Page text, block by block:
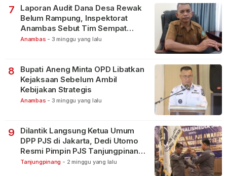
7
Laporan Audit Dana Desa Rewak
Belum Rampung, Inspektorat
Anambas Sebut Tim Sempat
Terbagi Tangani Kasus Lain
Anambas - 3 minggu yang lalu
8
Bupati Aneng Minta OPD Libatkan
Kejaksaan Sebelum Ambil
Kebijakan Strategis
Anambas - 3 minggu yang lalu
9
Dilantik Langsung Ketua Umum
DPP PJS di Jakarta, Dedi Utomo
Resmi Pimpin PJS Tanjungpinang-
Bintan
Tanjungpinang - 2 minggu yang lalu